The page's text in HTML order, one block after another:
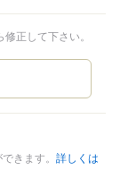
正して下さい。
きます。 詳しくは